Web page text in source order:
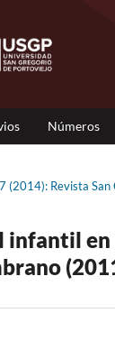
Números
(2014): Revista
infantil